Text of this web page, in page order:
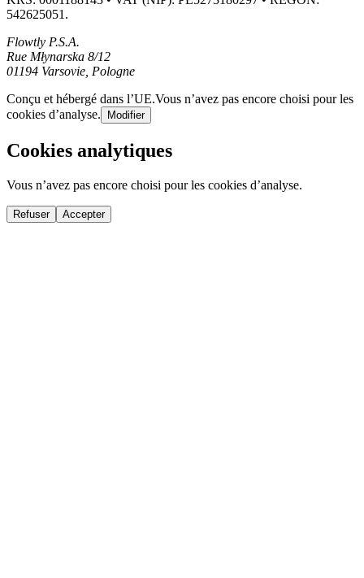
542625051.
Flowtly P.S.A.
Rue Młynarska 8/12
01194 Varsovie, Pologne
Conçu et hébergé dans l’UE.Vous n’avez pas encore choisi pour les
cookies d’analyse.
Modifier
Cookies analytiques
Vous n’avez pas encore choisi pour les cookies d’analyse.
Refuser Accepter